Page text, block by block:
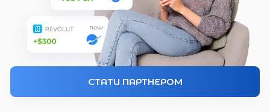
СТАТИ ПАРТНЕРОМ